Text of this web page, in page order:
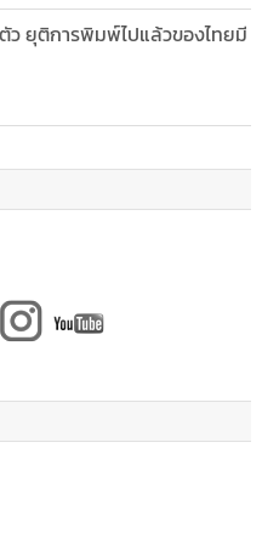
ยุติการพิมพ์ไปแล้วของไทยมี